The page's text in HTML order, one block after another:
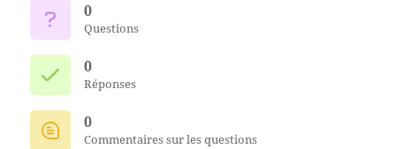
0
Questions
0
Réponses
0
Commentaires sur les questions